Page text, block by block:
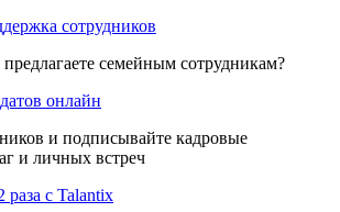
сотрудников
семейным сотрудникам?
онлайн
и подписывайте кадровые
и личных встреч
раза с Talantix